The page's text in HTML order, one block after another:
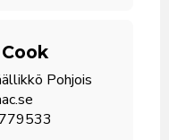
Pohjois